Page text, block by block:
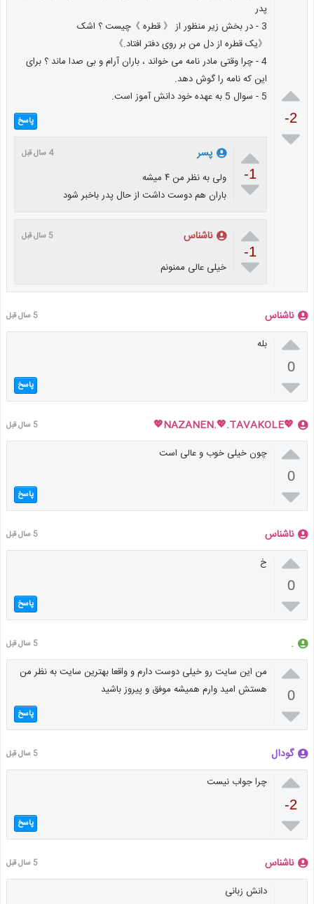

-2

پدر
3 - در بخش زیر منظور از 《 قطره 》چیست ؟ اشک
《یک قطره از دل من بر روی دفتر افتاد.》
4 - چرا وقتی مادر نامه می خواند ، باران آرام و بی صدا ماند ؟ برای
این که نامه را گوش دهد.
5 - سوال 5 به عهده خود دانش آموز است.
پاسخ

-1

پسر 4 سال قبل
ولی به نظر من ۴ میشه
باران هم دوست داشت از حال پدر باخبر شود

-1

ناشناس 5 سال قبل
خیلی عالی ممنونم
ناشناس 5 سال قبل

0

بله
پاسخ
💖NAZANEN.💖.TAVAKOLE💖 5 سال قبل

0

چون خیلی خوب و عالی است
پاسخ
ناشناس 5 سال قبل

0

خ
پاسخ
. 5 سال قبل

0

من این سایت رو خیلی دوست دارم و واقعا بهترین سایت به نظر من
هستش امید وارم همیشه موفق و پیروز باشید
پاسخ
گودال 5 سال قبل

-2

چرا جواب نیست
پاسخ
ناشناس 5 سال قبل
دانش زبانی